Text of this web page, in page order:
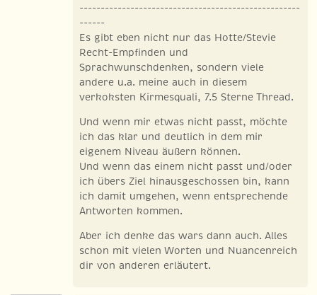
----------------------------------------------------
------
Es gibt eben nicht nur das Hotte/Stevie
Recht-Empfinden und
Sprachwunschdenken, sondern viele
andere u.a. meine auch in diesem
verkoksten Kirmesquali, 7.5 Sterne Thread.
Und wenn mir etwas nicht passt, möchte
ich das klar und deutlich in dem mir
eigenem Niveau äußern können.
Und wenn das einem nicht passt und/oder
ich übers Ziel hinausgeschossen bin, kann
ich damit umgehen, wenn entsprechende
Antworten kommen.
Aber ich denke das wars dann auch. Alles
schon mit vielen Worten und Nuancenreich
dir von anderen erläutert.